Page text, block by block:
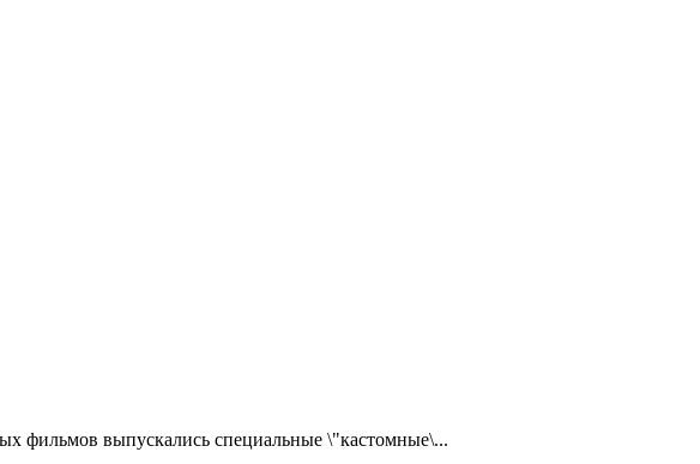
фильмов выпускались специальные \"кастомные\...